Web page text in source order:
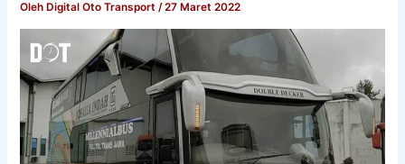
Oleh Digital Oto Transport/27 Maret 2022